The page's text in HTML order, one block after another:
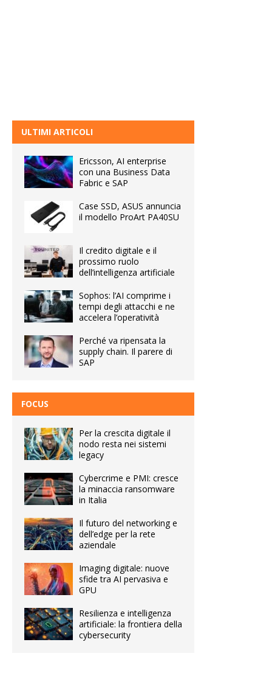
ULTIMI ARTICOLI
Ericsson, AI enterprise
con una Business Data
Fabric e SAP
Case SSD, ASUS annuncia
il modello ProArt PA40SU
Il credito digitale e il
prossimo ruolo
dell’intelligenza artificiale
Sophos: l’AI comprime i
tempi degli attacchi e ne
accelera l’operatività
Perché va ripensata la
supply chain. Il parere di
SAP
FOCUS
Per la crescita digitale il
nodo resta nei sistemi
legacy
Cybercrime e PMI: cresce
la minaccia ransomware
in Italia
Il futuro del networking e
dell’edge per la rete
aziendale
Imaging digitale: nuove
sfide tra AI pervasiva e
GPU
Resilienza e intelligenza
artificiale: la frontiera della
cybersecurity